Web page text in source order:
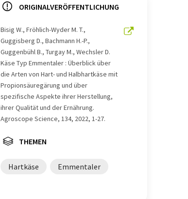
ORIGINALVERÖFFENTLICHUNG
Bisig W., Fröhlich-Wyder M. T.,
Guggisberg D., Bachmann H.-P.,
Guggenbühl B., Turgay M., Wechsler D.
Käse Typ Emmentaler : Überblick über
die Arten von Hart- und Halbhartkäse mit
Propionsäuregärung und über
spezifische Aspekte ihrer Herstellung,
ihrer Qualität und der Ernährung.
Agroscope Science, 134, 2022, 1-27.
THEMEN
Hartkäse Emmentaler